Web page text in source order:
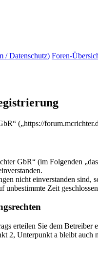
/ Datenschutz) Foren-
(„https://
GbR“ (im Folgenden
nicht einverstanden
unbestimmte Zeit
erteilen Sie dem
2, Unterpunkt a bleibt auch